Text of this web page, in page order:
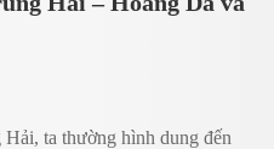
ta thường hình dung đến